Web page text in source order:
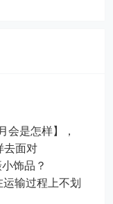
会是怎样】，
去面对
饰品？
输过程上不划